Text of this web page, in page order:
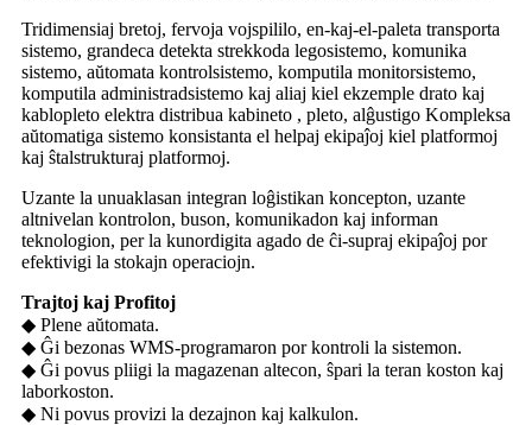
Tridimensiaj bretoj, fervoja vojspililo, en-kaj-el-paleta transporta
sistemo, grandeca detekta strekkoda legosistemo, komunika
sistemo, aŭtomata kontrolsistemo, komputila monitorsistemo,
komputila administradsistemo kaj aliaj kiel ekzemple drato kaj
kablopleto elektra distribua kabineto , pleto, alĝustigo Kompleksa
aŭtomatiga sistemo konsistanta el helpaj ekipaĵoj kiel platformoj
kaj ŝtalstrukturaj platformoj.
Uzante la unuaklasan integran loĝistikan koncepton, uzante
altnivelan kontrolon, buson, komunikadon kaj informan
teknologion, per la kunordigita agado de ĉi-supraj ekipaĵoj por
efektivigi la stokajn operaciojn.
Trajtoj kaj Profitoj
◆ Plene aŭtomata.
◆ Ĝi bezonas WMS-programaron por kontroli la sistemon.
◆ Ĝi povus pliigi la magazenan altecon, ŝpari la teran koston kaj
laborkoston.
◆ Ni povus provizi la dezajnon kaj kalkulon.